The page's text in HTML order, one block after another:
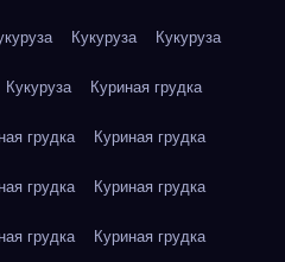
Кукуруза Кукуруза
Кукуруза Куриная грудка
грудка Куриная грудка
грудка Куриная грудка
грудка Куриная грудка